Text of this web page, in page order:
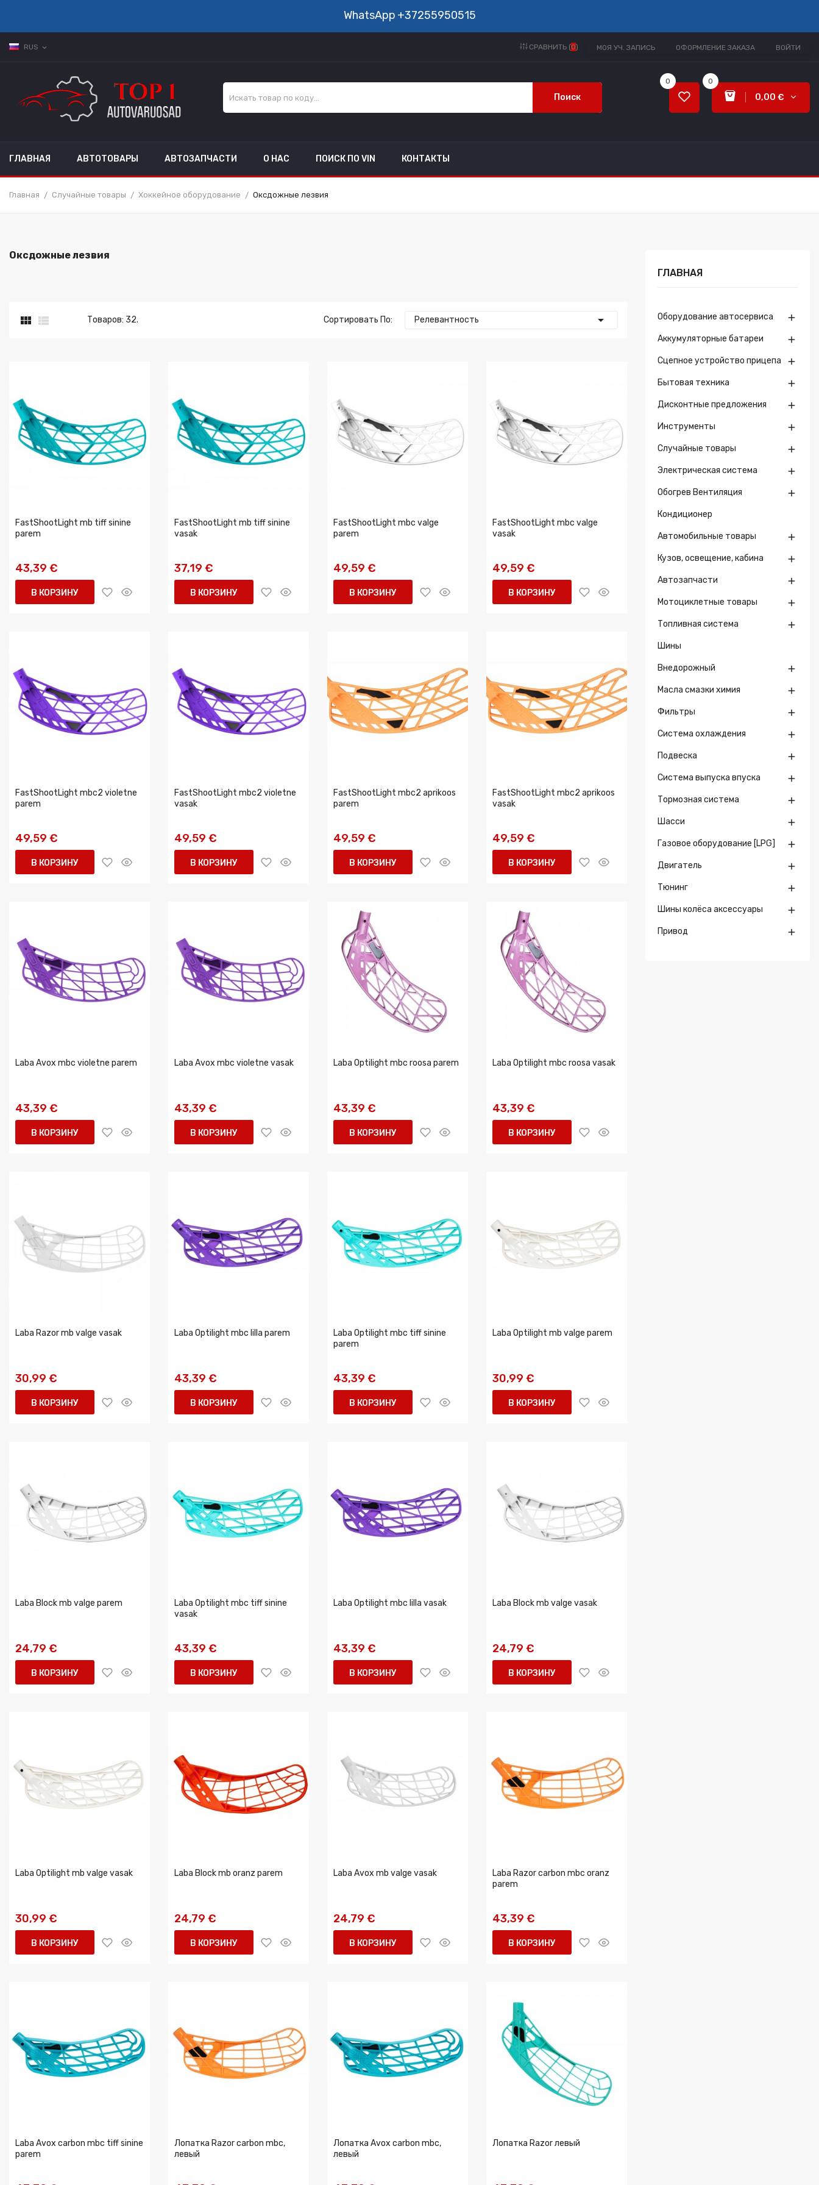
WhatsApp +37255950515
RUS expand_more МОЯ УЧ. ЗАПИСЬ ОФОРМЛЕНИЕ ЗАКАЗА ВОЙТИ
СРАВНИТЬ (0)
Поиск
0
0,00 €
0
ГЛАВНАЯ АВТОТОВАРЫ АВТОЗАПЧАСТИ О НАС ПОИСК ПО VIN КОНТАКТЫ
Главная Случайные товары Хоккейное оборудование Оксдожные лезвия
Оксдожные лезвия
  Товаров: 32. Сортировать По: Релевантность 
FastShootLight mb tiff sinine
parem
43,39 €
В КОРЗИНУ
FastShootLight mb tiff sinine
vasak
37,19 €
В КОРЗИНУ
FastShootLight mbc valge
parem
49,59 €
В КОРЗИНУ
FastShootLight mbc valge
vasak
49,59 €
В КОРЗИНУ
FastShootLight mbc2 violetne
parem
49,59 €
В КОРЗИНУ
FastShootLight mbc2 violetne
vasak
49,59 €
В КОРЗИНУ
FastShootLight mbc2 aprikoos
parem
49,59 €
В КОРЗИНУ
FastShootLight mbc2 aprikoos
vasak
49,59 €
В КОРЗИНУ
Laba Avox mbc violetne parem
43,39 €
В КОРЗИНУ
Laba Avox mbc violetne vasak
43,39 €
В КОРЗИНУ
Laba Optilight mbc roosa parem
43,39 €
В КОРЗИНУ
Laba Optilight mbc roosa vasak
43,39 €
В КОРЗИНУ
Laba Razor mb valge vasak
30,99 €
В КОРЗИНУ
Laba Optilight mbc lilla parem
43,39 €
В КОРЗИНУ
Laba Optilight mbc tiff sinine
parem
43,39 €
В КОРЗИНУ
Laba Optilight mb valge parem
30,99 €
В КОРЗИНУ
Laba Block mb valge parem
24,79 €
В КОРЗИНУ
Laba Optilight mbc tiff sinine
vasak
43,39 €
В КОРЗИНУ
Laba Optilight mbc lilla vasak
43,39 €
В КОРЗИНУ
Laba Block mb valge vasak
24,79 €
В КОРЗИНУ
Laba Optilight mb valge vasak
30,99 €
В КОРЗИНУ
Laba Block mb oranz parem
24,79 €
В КОРЗИНУ
Laba Avox mb valge vasak
24,79 €
В КОРЗИНУ
Laba Razor carbon mbc oranz
parem
43,39 €
В КОРЗИНУ
Laba Avox carbon mbc tiff sinine
parem
Лопатка Razor carbon mbc,
левый
Лопатка Avox carbon mbc,
левый
Лопатка Razor левый
ГЛАВНАЯ
Оборудование автосервиса 
Аккумуляторные батареи 
Сцепное устройство прицепа 
Бытовая техника 
Дисконтные предложения 
Инструменты 
Случайные товары 
Электрическая система 
Обогрев Вентиляция
Кондиционер

Автомобильные товары 
Кузов, освещение, кабина 
Автозапчасти 
Мотоциклетные товары 
Топливная система 
Шины
Внедорожный 
Масла смазки химия 
Фильтры 
Система охлаждения 
Подвеска 
Система выпуска впуска 
Тормозная система 
Шасси 
Газовое оборудование [LPG] 
Двигатель 
Тюнинг 
Шины колёса аксессуары 
Привод 